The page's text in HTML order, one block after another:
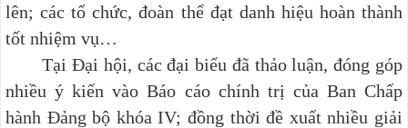
lên; các tổ chức, đoàn thể đạt danh hiệu hoàn thành
tốt nhiệm vụ…
Tại Đại hội, các đại biểu đã thảo luận, đóng góp
nhiều ý kiến vào Báo cáo chính trị của Ban Chấp
hành Đảng bộ khóa IV; đồng thời đề xuất nhiều giải